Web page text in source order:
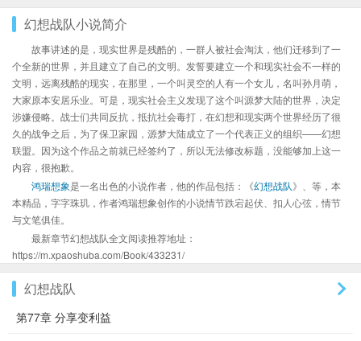
幻想战队小说简介
故事讲述的是，现实世界是残酷的，一群人被社会淘汰，他们迁移到了一
个全新的世界，并且建立了自己的文明。发誓要建立一个和现实社会不一样的
文明，远离残酷的现实，在那里，一个叫灵空的人有一个女儿，名叫孙月萌，
大家原本安居乐业。可是，现实社会主义发现了这个叫源梦大陆的世界，决定
涉嫌侵略。战士们共同反抗，抵抗社会毒打，在幻想和现实两个世界经历了很
久的战争之后，为了保卫家园，源梦大陆成立了一个代表正义的组织——幻想
联盟。因为这个作品之前就已经签约了，所以无法修改标题，没能够加上这一
内容，很抱歉。
鸿瑞想象是一名出色的小说作者，他的作品包括：《幻想战队》、等，本
本精品，字字珠玑，作者鸿瑞想象创作的小说情节跌宕起伏、扣人心弦，情节
与文笔俱佳。
最新章节幻想战队全文阅读推荐地址：
https://m.xpaoshuba.com/Book/433231/
幻想战队
第77章 分享变利益